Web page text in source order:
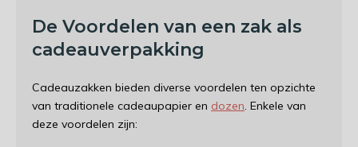
De Voordelen van een zak als
cadeauverpakking
Cadeauzakken bieden diverse voordelen ten opzichte
van traditionele cadeaupapier en dozen. Enkele van
deze voordelen zijn: